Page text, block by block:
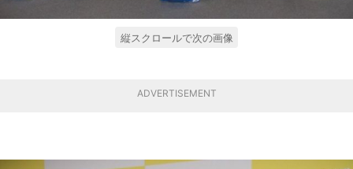
縦スクロールで次の画像
ADVERTISEMENT